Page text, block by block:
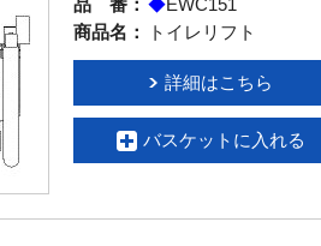
品 番： ◆EWC151
商品名：
トイレリフト
詳細はこちら
バスケットに入れる